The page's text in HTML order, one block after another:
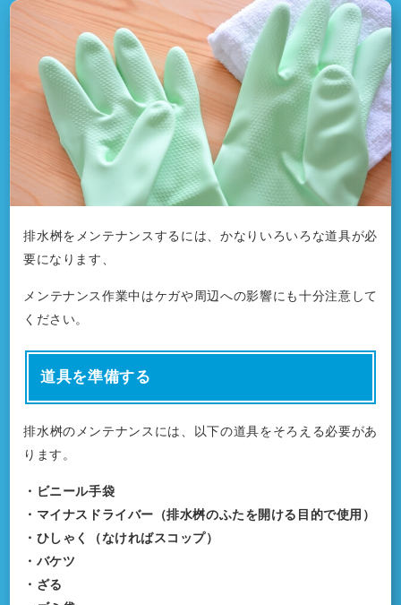
排水桝をメンテナンスするには、かなりいろいろな道具が必
要になります、
メンテナンス作業中はケガや周辺への影響にも十分注意して
ください。
道具を準備する
排水桝のメンテナンスには、以下の道具をそろえる必要があ
ります。
・ビニール手袋
・マイナスドライバー（排水桝のふたを開ける目的で使用）
・ひしゃく（なければスコップ）
・バケツ
・ざる